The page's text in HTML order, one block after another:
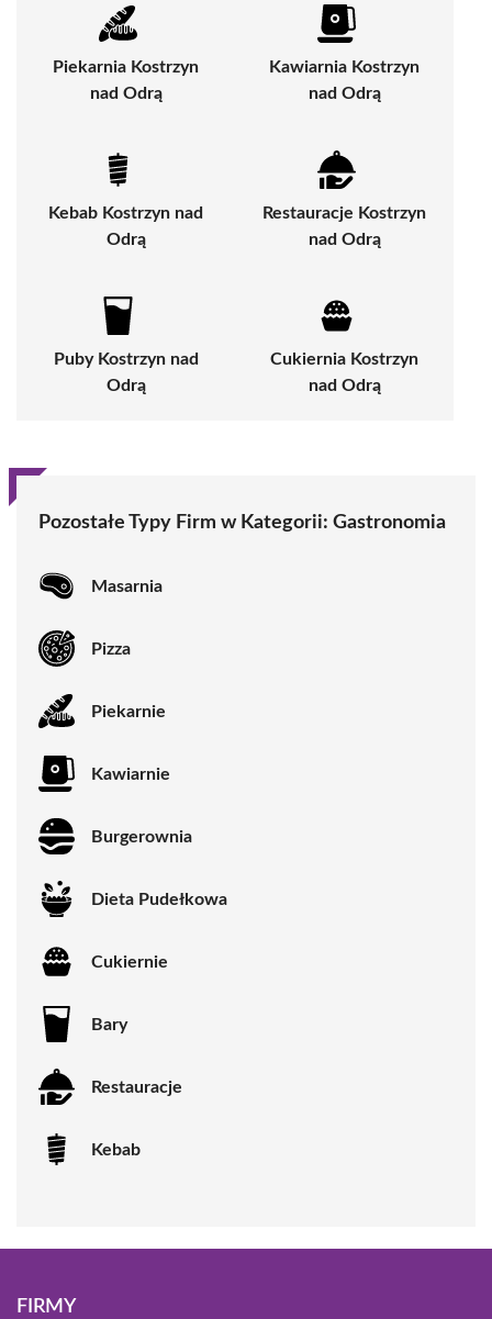
Piekarnia Kostrzyn
nad Odrą
Kawiarnia Kostrzyn
nad Odrą
Kebab Kostrzyn nad
Odrą
Restauracje Kostrzyn
nad Odrą
Puby Kostrzyn nad
Odrą
Cukiernia Kostrzyn
nad Odrą
Pozostałe Typy Firm w Kategorii: Gastronomia
Masarnia
Pizza
Piekarnie
Kawiarnie
Burgerownia
Dieta Pudełkowa
Cukiernie
Bary
Restauracje
Kebab
FIRMY